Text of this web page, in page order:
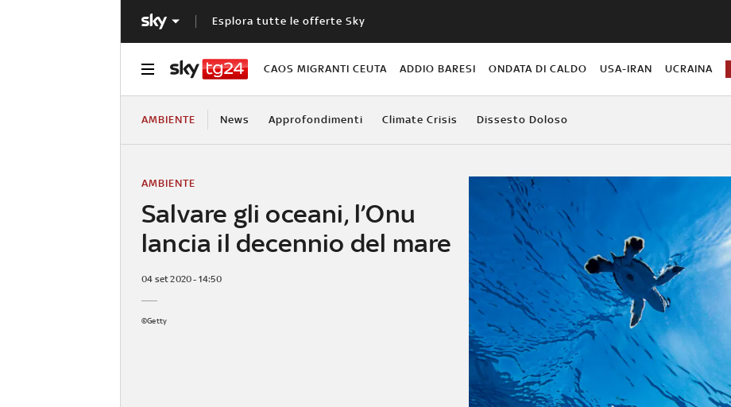
Esplora tutte le offerte Sky
CAOS MIGRANTI CEUTA ADDIO BARESI ONDATA DI CALDO USA-IRAN UCRAINA
AMBIENTE News Approfondimenti Climate Crisis Dissesto Doloso
Salvare gli oceani, l’Onu
lancia il decennio del mare
AMBIENTE
04 set 2020 - 14:50
©Getty